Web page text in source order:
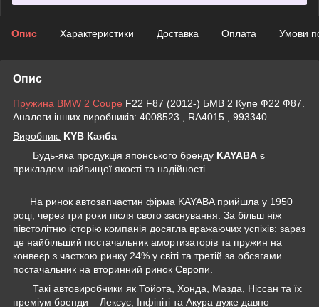
Опис Характеристики Доставка Оплата Умови
Опис
Пружина BMW 2 Coupe F22 F87 (2012-) БМВ 2 Купе Ф22 Ф87.
Аналоги інших виробників: 4008523 , RA4015 , 993340.
Виробник: KYB Каяба
Будь-яка продукція японського бренду KAYABA є
прикладом найвищої якості та надійності.
На ринок автозапчастин фірма KAYABA прийшла у 1950
році, через три роки після свого заснування. За більш ніж
півстолітню історію компанія досягла вражаючих успіхів: зараз
це найбільший постачальник амортизаторів та пружин на
конвеєр з часткою ринку 24% у світі та третій за обсягами
постачальник на вторинний ринок Європи.
Такі автовиробники як Тойота, Хонда, Мазда, Ніссан та їх
преміум бренди – Лексус, Інфініті та Акура дуже давно